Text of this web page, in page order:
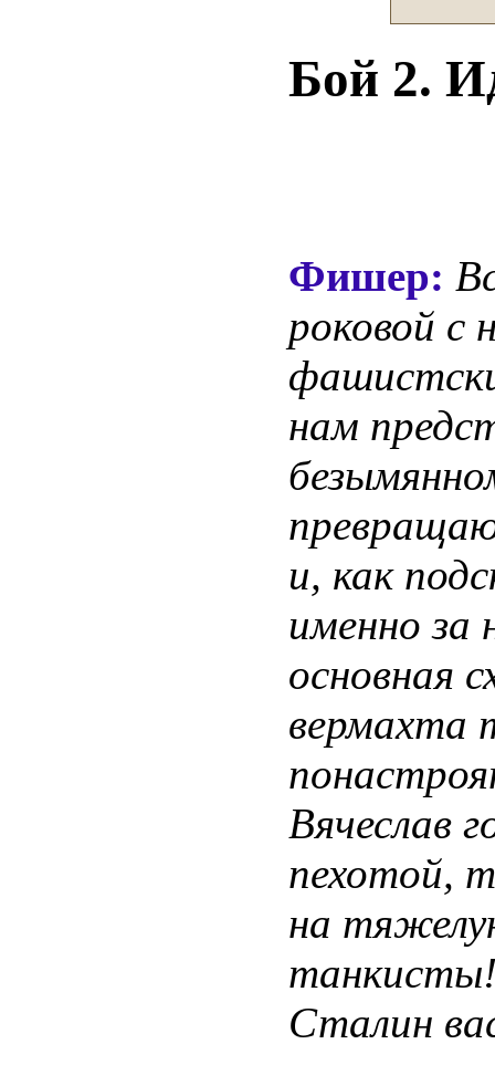
Бой 2.
Фишер:
роковой с
нам
и, как
именно за
основная
вермахта
Вячеслав
пехотой,
на
Сталин